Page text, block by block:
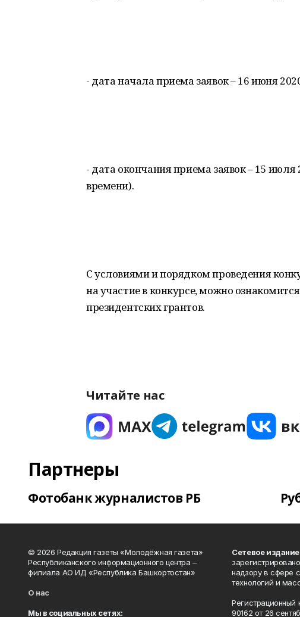
- дата начала приема заявок – 16 июня
- дата окончания приема заявок – 15
времени).
С условиями и порядком проведения
на участие в конкурсе, можно
президентских грантов.
Читайте нас
Партнеры
Фотобанк журналистов РБ
© 2026 Редакция газеты «Молодёжная газета»
Республиканского информационного центра –
филиала АО ИД «Республика Башкортостан»
О нас
Мы в социальных сетях:
Сетевое
надзору в сфере
технологий и
90162 от 26